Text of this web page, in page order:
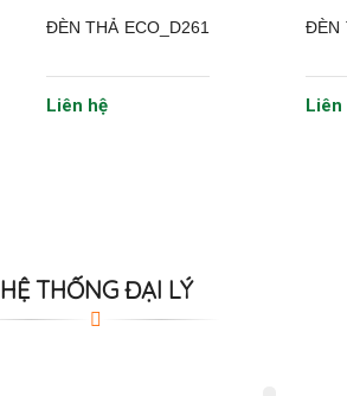
ĐÈN THẢ ECO_D261
Liên hệ
ĐÈN
Liên
HỆ THỐNG ĐẠI LÝ